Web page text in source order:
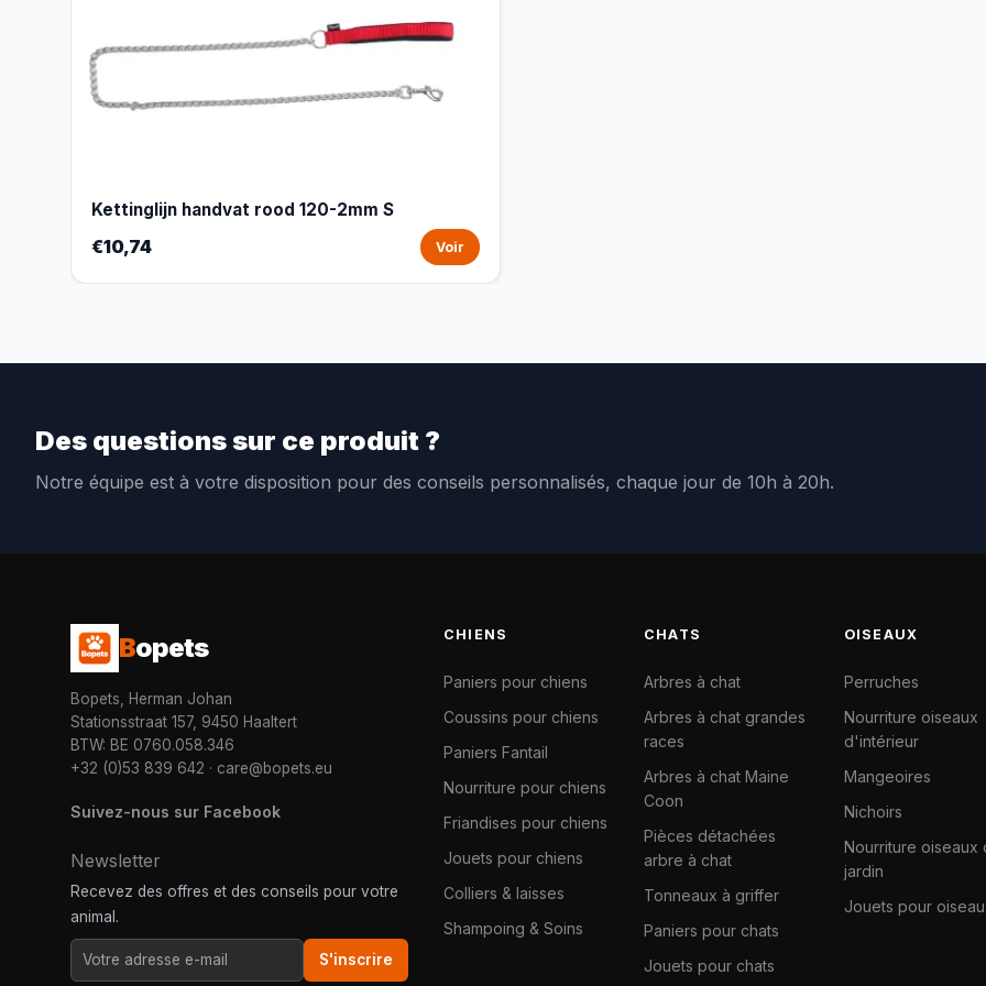
Kettinglijn handvat rood 120-2mm S
€10,74 Voir
Des questions sur ce produit ?
Notre équipe est à votre disposition pour des conseils personnalisés, chaque jour de 10h à 20h.
Bopets
Bopets, Herman Johan
Stationsstraat 157, 9450 Haaltert
BTW: BE 0760.058.346
+32 (0)53 839 642 · care@bopets.eu
Suivez-nous sur Facebook
Newsletter
Recevez des offres et des conseils pour votre
animal.
S'inscrire
CHIENS
Paniers pour chiens
Coussins pour chiens
Paniers Fantail
Nourriture pour chiens
Friandises pour chiens
Jouets pour chiens
Colliers & laisses
Shampoing & Soins
CHATS
Arbres à chat
Arbres à chat grandes
races
Arbres à chat Maine
Coon
Pièces détachées
arbre à chat
Tonneaux à griffer
Paniers pour chats
Jouets pour chats
OISEAUX
Perruches
Nourriture oiseaux
d'intérieur
Mangeoires
Nichoirs
Nourriture oiseaux
jardin
Jouets pour